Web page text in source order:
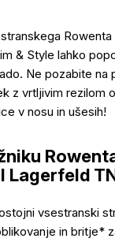
Rowenta
& Style lahko
Ne pozabite na
z vrtljivim rezilom
v nosu in ušesih!
Lagerfeld
vsestranski
in britje*